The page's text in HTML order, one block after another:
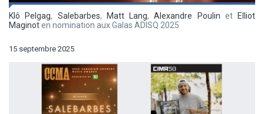
Klô Pelgag, Salebarbes, Matt Lang,Alexandre Poulin et
Elliot
Maginoten nomination aux Galas ADISQ 2025
15 septembre 2025